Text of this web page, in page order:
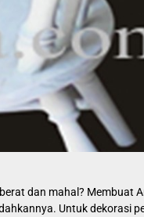
dan mahal? Membuat
Untuk dekorasi